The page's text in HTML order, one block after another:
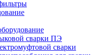
сварки ПЭ
сварки